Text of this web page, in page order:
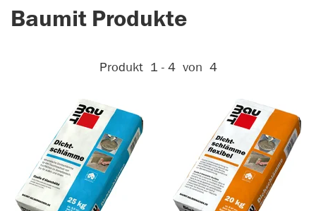
Baumit Produkte
Aktive Filter:
Produkt 1 - 4 von 4